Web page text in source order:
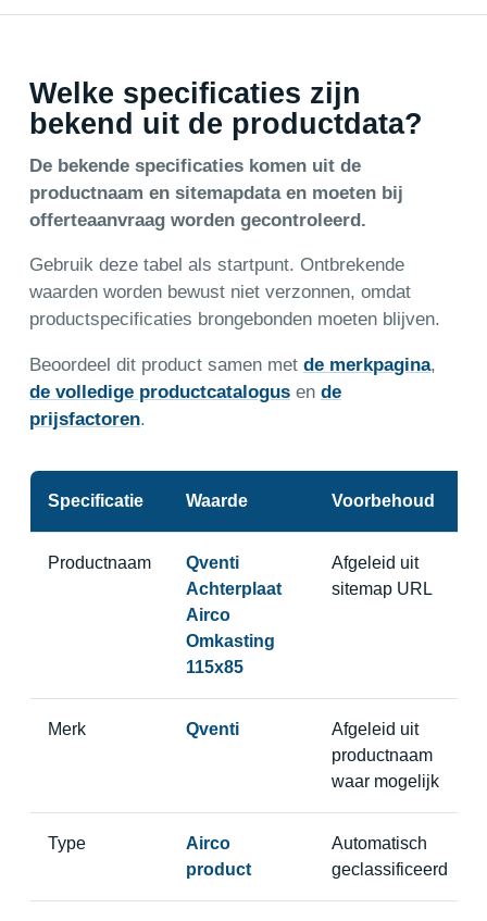
Welke specificaties zijn
bekend uit de productdata?
De bekende specificaties komen uit de
productnaam en sitemapdata en moeten bij
offerteaanvraag worden gecontroleerd.
Gebruik deze tabel als startpunt. Ontbrekende
waarden worden bewust niet verzonnen, omdat
productspecificaties brongebonden moeten blijven.
Beoordeel dit product samen met de merkpagina,
de volledige productcatalogusen de
prijsfactoren.
Specificatie Waarde Voorbehoud
Productnaam
Qventi
Achterplaat
Airco
Omkasting
115x85
Afgeleid uit
sitemap URL
Merk Qventi
Afgeleid uit
productnaam
waar mogelijk
Type
Airco
product
Automatisch
geclassificeerd